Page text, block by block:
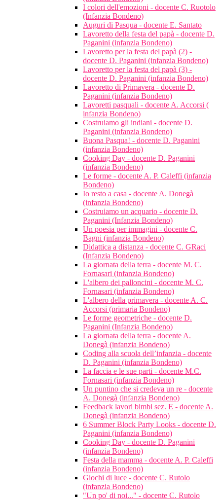
I colori dell'emozioni - docente C. Ruotolo
(Infanzia Bondeno)
Auguri di Pasqua - docente E. Santato
Lavoretto della festa del papà - docente D.
Paganini (infanzia Bondeno)
Lavoretto per la festa del papà (2) -
docente D. Paganini (infanzia Bondeno)
Lavoretto per la festa del papà (3) -
docente D. Paganini (infanzia Bondeno)
Lavoretto di Primavera - docente D.
Paganini (infanzia Bondeno)
Lavoretti pasquali - docente A. Accorsi (
infanzia Bondeno)
Costruiamo gli indiani - docente D.
Paganini (infanzia Bondeno)
Buona Pasqua! - docente D. Paganini
(infanzia Bondeno)
Cooking Day - docente D. Paganini
(infanzia Bondeno)
Le forme - docente A. P. Caleffi (infanzia
Bondeno)
Io resto a casa - docente A. Donegà
(infanzia Bondeno)
Costruiamo un acquario - docente D.
Paganini (Infanzia Bondeno)
Un poesia per immagini - docente C.
Bagni (infanzia Bondeno)
Didattica a distanza - docente C. GRaci
(Infanzia Bondeno)
La giornata della terra - docente M. C.
Fornasari (infanzia Bondeno)
L'albero dei palloncini - docente M. C.
Fornasari (infanzia Bondeno)
L'albero della primavera - docente A. C.
Accorsi (primaria Bondeno)
Le forme geometriche - docente D.
Paganini (Infanzia Bondeno)
La giornata della terra - docente A.
Donegà (infanzia Bondeno)
Coding alla scuola dell’infanzia - docente
D. Paganini (infanzia Bondeno)
La faccia e le sue parti - docente M.C.
Fornasari (infanzia Bondeno)
Un puntino che si credeva un re - docente
A. Donegà (infanzia Bondeno)
Feedback lavori bimbi sez. E - docente A.
Donegà (infanzia Bondeno)
6 Summer Block Party Looks - docente D.
Paganini (infanzia Bondeno)
Cooking Day - docente D. Paganini
(infanzia Bondeno)
Festa della mamma - docente A. P. Caleffi
(infanzia Bondeno)
Giochi di luce - docente C. Rutolo
(infanzia Bondeno)
"Un po' di noi..." - docente C. Rutolo